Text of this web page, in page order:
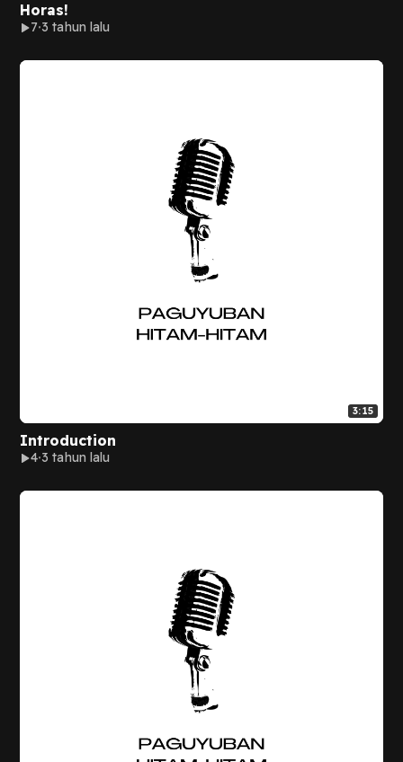
Horas!
7 3 tahun lalu
3:15
Introduction
4 3 tahun lalu